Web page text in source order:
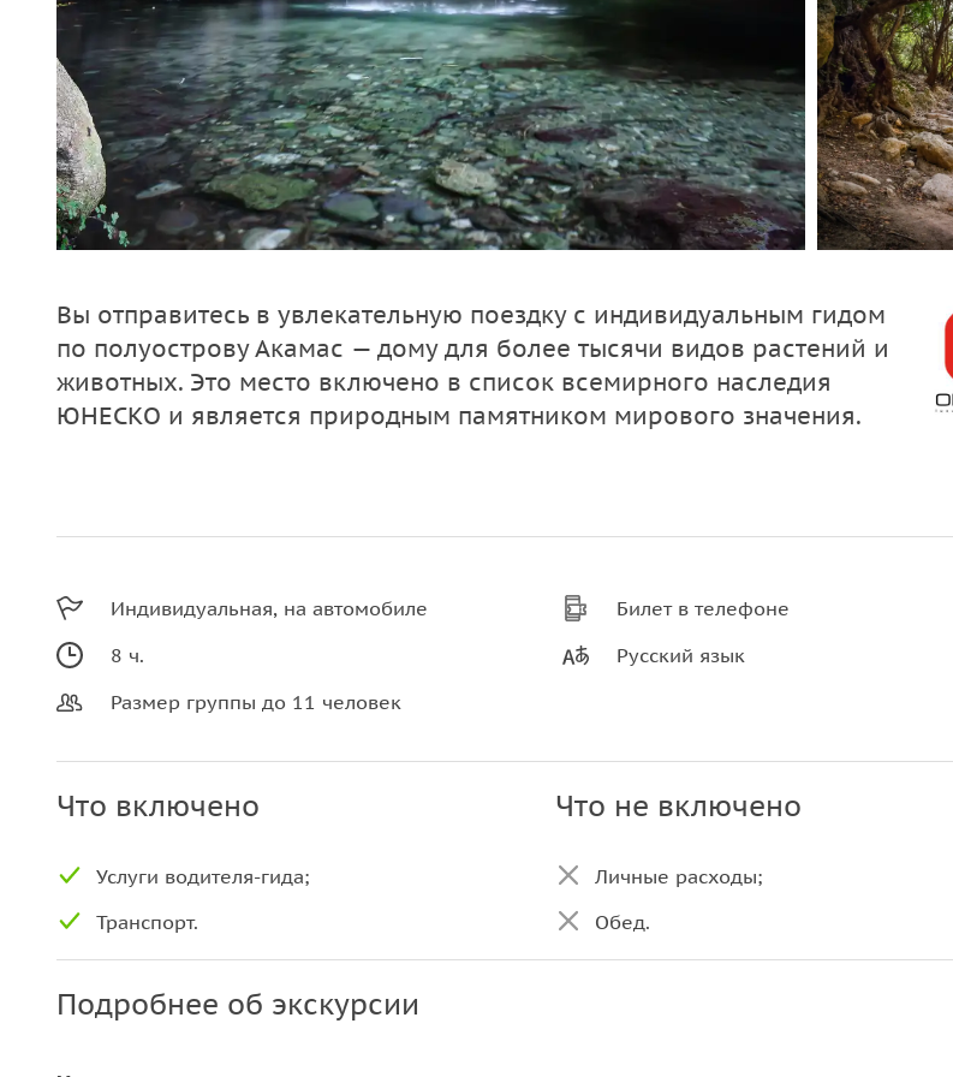
Вы отправитесь в увлекательную поездку с индивидуальным гидом
по полуострову Акамас — дому для более тысячи видов растений и
животных. Это место включено в список всемирного наследия
ЮНЕСКО и является природным памятником мирового значения.
Индивидуальная, на автомобиле
8 ч.
Размер группы до 11 человек
Билет в телефоне
Русский язык
Что включено
Услуги водителя-гида;
Транспорт.
Что не включено
Личные расходы;
Обед.
Подробнее об экскурсии